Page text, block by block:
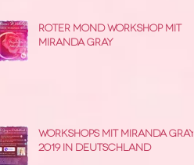
Roter Mond Workshop mit
Miranda Gray
Workshops mit Miranda Gray
2019 in Deutschland